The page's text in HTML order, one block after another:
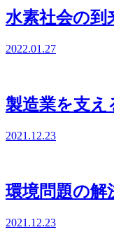
水素社会の到
2022.01.27
製造業を支え
2021.12.23
環境問題の解
2021.12.23